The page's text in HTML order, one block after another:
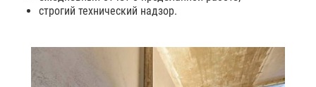
строгий технический надзор.